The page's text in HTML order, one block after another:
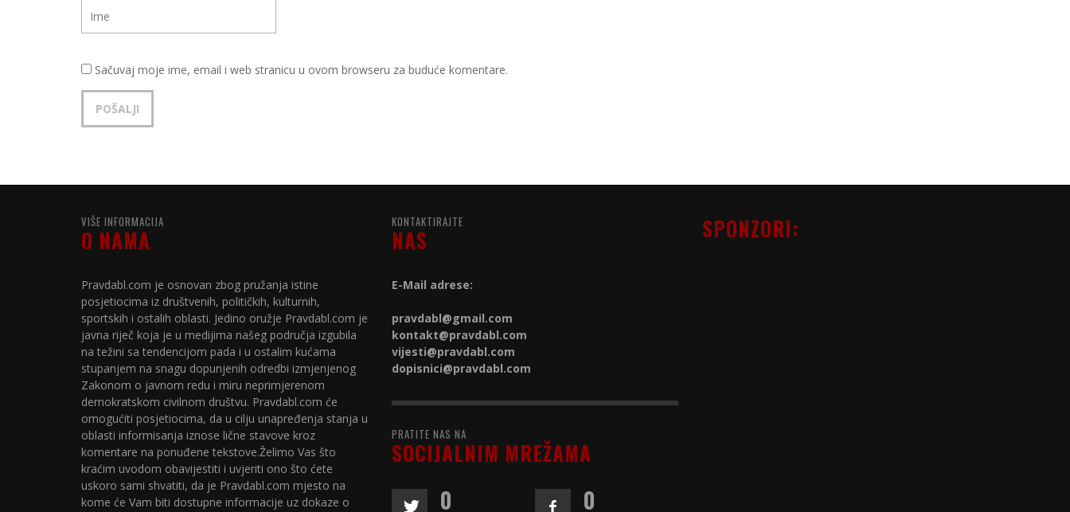
Sačuvaj moje ime, email i web stranicu u ovom browseru za buduće komentare.
VIŠE INFORMACIJA
O NAMA
Pravdabl.com je osnovan zbog pružanja istine
posjetiocima iz društvenih, političkih, kulturnih,
sportskih i ostalih oblasti. Jedino oružje Pravdabl.com je
javna riječ koja je u medijima našeg područja izgubila
na težini sa tendencijom pada i u ostalim kućama
stupanjem na snagu dopunjenih odredbi izmjenjenog
Zakonom o javnom redu i miru neprimjerenom
demokratskom civilnom društvu. Pravdabl.com će
omogućiti posjetiocima, da u cilju unapređenja stanja u
oblasti informisanja iznose lične stavove kroz
komentare na ponuđene tekstove.Želimo Vas što
kraćim uvodom obavijestiti i uvjeriti ono što ćete
uskoro sami shvatiti, da je Pravdabl.com mjesto na
kome će Vam biti dostupne informacije uz dokaze o
KONTAKTIRAJTE
NAS
E-Mail adrese:
pravdabl@gmail.com
kontakt@pravdabl.com
vijesti@pravdabl.com
dopisnici@pravdabl.com
PRATITE NAS NA
SOCIJALNIM MREŽAMA
0 0
SPONZORI: